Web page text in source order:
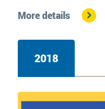
More details
2018